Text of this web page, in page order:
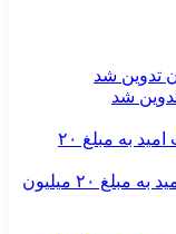
شد
کاهش موالید در کشور / شارژ کارت امید به مبلغ ۲۰ میلیون